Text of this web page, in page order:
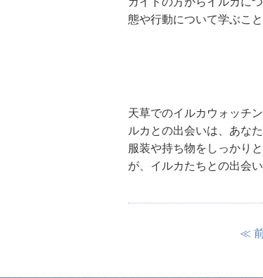
態や行動について学ぶこ
天草でのイルカウォッチ
ルカとの出会いは、あな
服装や持ち物をしっかり
が、イルカたちとの出会
≪